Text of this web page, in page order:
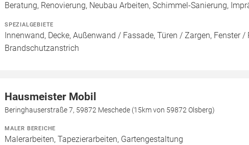
Beratung, Renovierung, Neubau Arbeiten, Schimmel-Sanierung,
SPEZIALGEBIETE
Innenwand, Decke, Außenwand / Fassade, Türen / Zargen, Fenster
Brandschutzanstrich
Hausmeister Mobil
Beringhauserstraße 7, 59872 Meschede (15km von 59872 Olsberg)
MALER BEREICHE
Malerarbeiten, Tapezierarbeiten, Gartengestaltung